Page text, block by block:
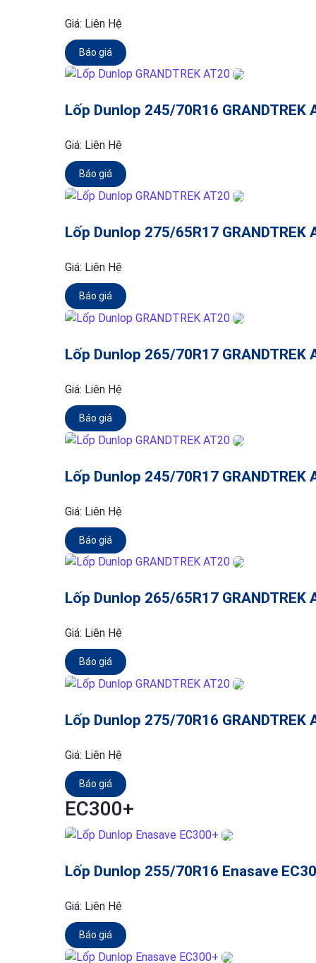
Giá: Liên Hệ
Báo giá
Lốp Dunlop 245/70R16 GRANDTREK
Giá: Liên Hệ
Báo giá
Lốp Dunlop 275/65R17 GRANDTREK
Giá: Liên Hệ
Báo giá
Lốp Dunlop 265/70R17 GRANDTREK
Giá: Liên Hệ
Báo giá
Lốp Dunlop 245/70R17 GRANDTREK
Giá: Liên Hệ
Báo giá
Lốp Dunlop 265/65R17 GRANDTREK
Giá: Liên Hệ
Báo giá
Lốp Dunlop 275/70R16 GRANDTREK
Giá: Liên Hệ
Báo giá
EC300+
Lốp Dunlop 255/70R16 Enasave
Giá: Liên Hệ
Báo giá